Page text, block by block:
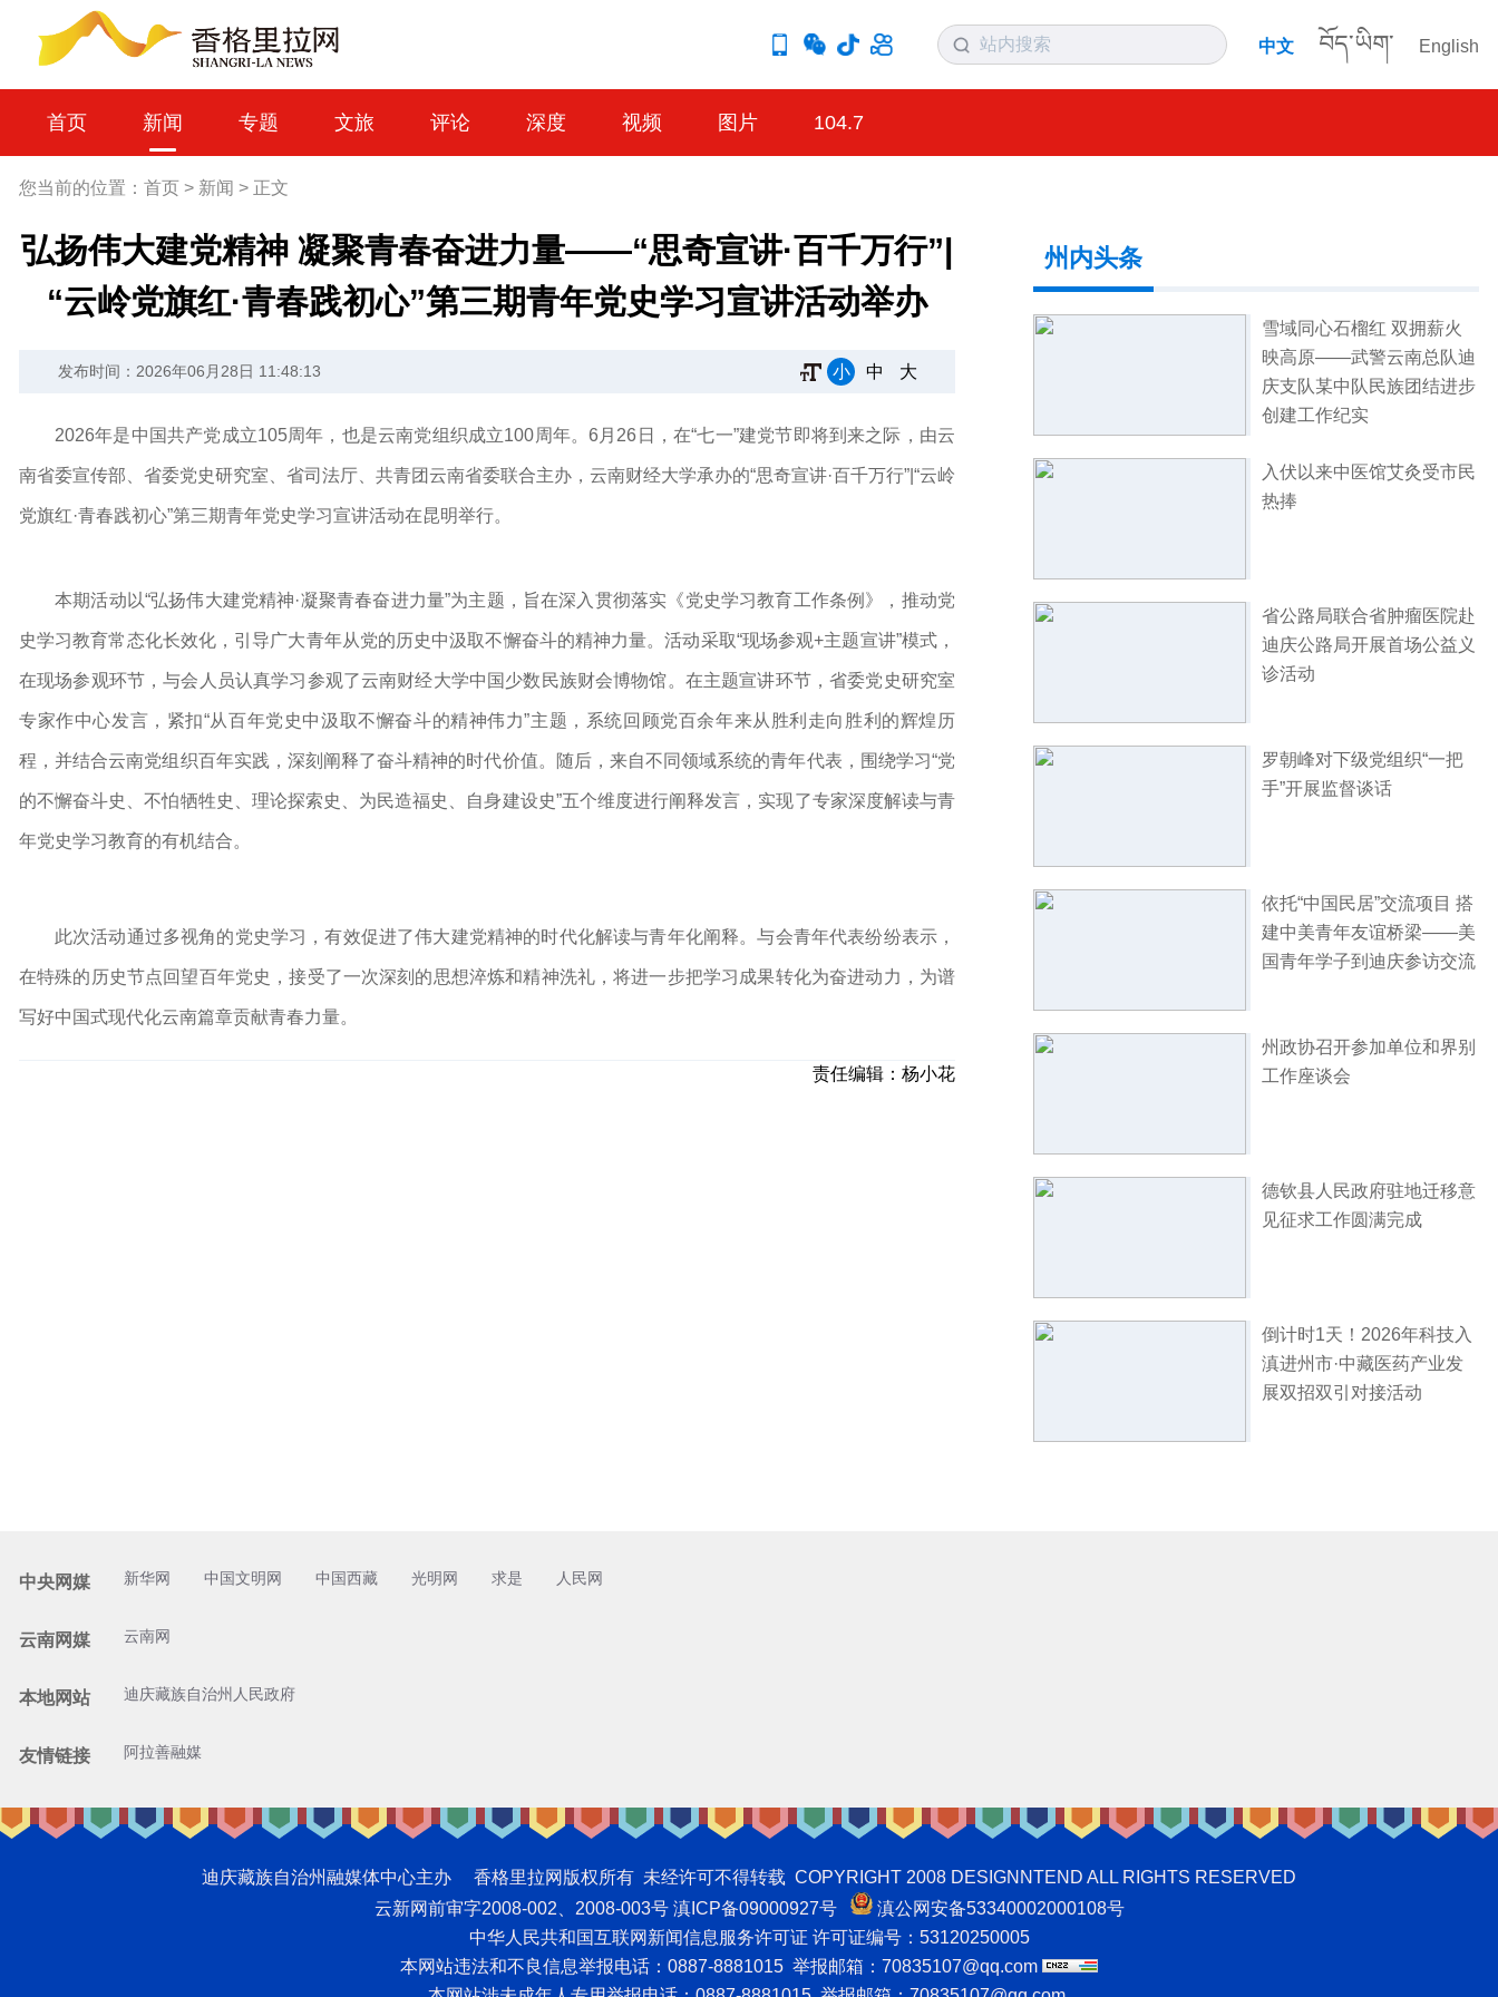
中文 བོད་ཡིག་ English
首页 新闻 专题 文旅 评论 深度 视频 图片 104.7
您当前的位置： 首页 > 新闻 > 正文
弘扬伟大建党精神 凝聚青春奋进力量——“思奇宣讲·百千万行”|
“云岭党旗红·青春践初心”第三期青年党史学习宣讲活动举办
发布时间：2026年06月28日 11:48:13 小 中 大
2026年是中国共产党成立105周年，也是云南党组织成立100周年。6月26日，在“七一”建党节即将到来之际，由云
南省委宣传部、省委党史研究室、省司法厅、共青团云南省委联合主办，云南财经大学承办的“思奇宣讲·百千万行”|“云岭
党旗红·青春践初心”第三期青年党史学习宣讲活动在昆明举行。
本期活动以“弘扬伟大建党精神·凝聚青春奋进力量”为主题，旨在深入贯彻落实《党史学习教育工作条例》，推动党
史学习教育常态化长效化，引导广大青年从党的历史中汲取不懈奋斗的精神力量。活动采取“现场参观+主题宣讲”模式，
在现场参观环节，与会人员认真学习参观了云南财经大学中国少数民族财会博物馆。在主题宣讲环节，省委党史研究室
专家作中心发言，紧扣“从百年党史中汲取不懈奋斗的精神伟力”主题，系统回顾党百余年来从胜利走向胜利的辉煌历
程，并结合云南党组织百年实践，深刻阐释了奋斗精神的时代价值。随后，来自不同领域系统的青年代表，围绕学习“党
的不懈奋斗史、不怕牺牲史、理论探索史、为民造福史、自身建设史”五个维度进行阐释发言，实现了专家深度解读与青
年党史学习教育的有机结合。
此次活动通过多视角的党史学习，有效促进了伟大建党精神的时代化解读与青年化阐释。与会青年代表纷纷表示，
在特殊的历史节点回望百年党史，接受了一次深刻的思想淬炼和精神洗礼，将进一步把学习成果转化为奋进动力，为谱
写好中国式现代化云南篇章贡献青春力量。
责任编辑： 杨小花
州内头条
雪域同心石榴红 双拥薪火
映高原——武警云南总队迪
庆支队某中队民族团结进步
创建工作纪实
入伏以来中医馆艾灸受市民
热捧
省公路局联合省肿瘤医院赴
迪庆公路局开展首场公益义
诊活动
罗朝峰对下级党组织“一把
手”开展监督谈话
依托“中国民居”交流项目 搭
建中美青年友谊桥梁——美
国青年学子到迪庆参访交流
州政协召开参加单位和界别
工作座谈会
德钦县人民政府驻地迁移意
见征求工作圆满完成
倒计时1天！2026年科技入
滇进州市·中藏医药产业发
展双招双引对接活动
中央网媒 新华网 中国文明网 中国西藏 光明网 求是 人民网
云南网媒 云南网
本地网站 迪庆藏族自治州人民政府
友情链接 阿拉善融媒
迪庆藏族自治州融媒体中心主办 香格里拉网版权所有 未经许可不得转载 COPYRIGHT 2008 DESIGNNTEND ALL RIGHTS RESERVED
云新网前审字2008-002、2008-003号 滇ICP备09000927号
滇公网安备53340002000108号
中华人民共和国互联网新闻信息服务许可证 许可证编号：53120250005
本网站违法和不良信息举报电话：0887-8881015 举报邮箱：70835107@qq.com